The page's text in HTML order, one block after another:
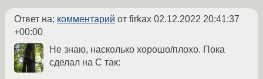
Ответ на: комментарий от firkax 02.12.2022 20:41:37
+00:00
Не знаю, насколько хорошо/плохо. Пока
сделал на C так: